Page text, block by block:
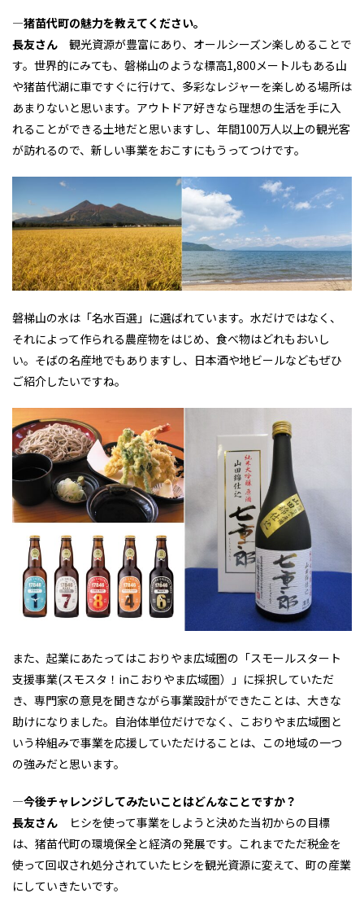
―猪苗代町の魅力を教えてください。
長友さん 観光資源が豊富にあり、オールシーズン楽しめることで
す。世界的にみても、磐梯山のような標高1,800メートルもある山
や猪苗代湖に車ですぐに行けて、多彩なレジャーを楽しめる場所は
あまりないと思います。アウトドア好きなら理想の生活を手に入
れることができる土地だと思いますし、年間100万人以上の観光客
が訪れるので、新しい事業をおこすにもうってつけです。
磐梯山の水は「名水百選」に選ばれています。水だけではなく、
それによって作られる農産物をはじめ、食べ物はどれもおいし
い。そばの名産地でもありますし、日本酒や地ビールなどもぜひ
ご紹介したいですね。
また、起業にあたってはこおりやま広域圏の「スモールスタート
支援事業(スモスタ！inこおりやま広域圏）」に採択していただ
き、専門家の意見を聞きながら事業設計ができたことは、大きな
助けになりました。自治体単位だけでなく、こおりやま広域圏と
いう枠組みで事業を応援していただけることは、この地域の一つ
の強みだと思います。
―今後チャレンジしてみたいことはどんなことですか？
長友さん ヒシを使って事業をしようと決めた当初からの目標
は、猪苗代町の環境保全と経済の発展です。これまでただ税金を
使って回収され処分されていたヒシを観光資源に変えて、町の産業
にしていきたいです。